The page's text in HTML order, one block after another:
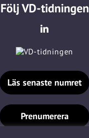
Följ VD-tidningen
Läs senaste numret
Prenumerera